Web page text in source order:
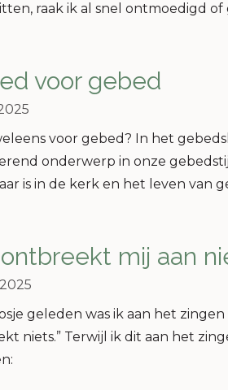
raak ik al snel ontmoedigd
voor gebed
voor gebed? In het
onderwerp in onze
is in de kerk en het leven van
mij aan
geleden was ik aan het
niets.” Terwijl ik dit aan het